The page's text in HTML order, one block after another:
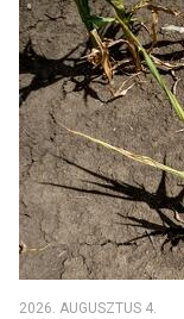
2026. AUGUSZTUS 4.